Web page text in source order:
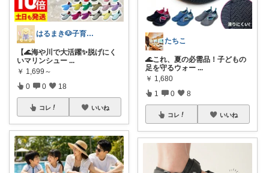
はるまき🐶子育て中
【🌊海や川で大活躍✨脱げにく
いマリンシュー ...
￥ 1,699～
0 0 18
コレ いいね
たちこ
🌊これ、夏の必需品！子どもの
足を守るウォー ...
￥ 1,680
1 0 8
コレ いいね